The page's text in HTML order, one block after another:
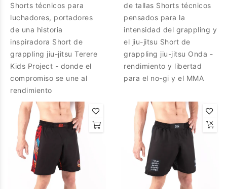
Shorts técnicos para
luchadores, portadores
de una historia
inspiradora Short de
grappling jiu-jitsu Terere
Kids Project - donde el
compromiso se une al
rendimiento
de tallas Shorts técnicos
pensados para la
intensidad del grappling y
el jiu-jitsu Short de
grappling jiu-jitsu Onda -
rendimiento y libertad
para el no-gi y el MMA